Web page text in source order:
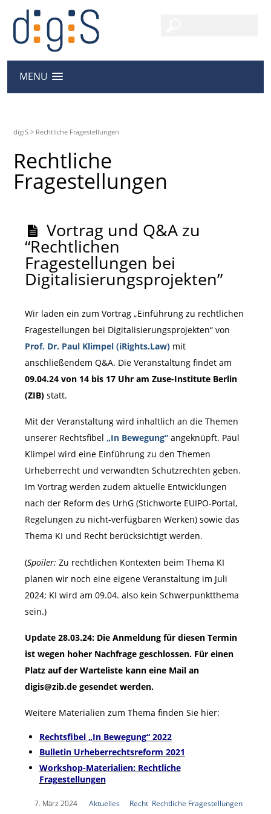
MENU
digiS > Rechtliche Fragestellungen
Rechtliche
Fragestellungen
Vortrag und Q&A zu
“Rechtlichen
Fragestellungen bei
Digitalisierungsprojekten”
Wir laden ein zum Vortrag „Einführung zu rechtlichen
Fragestellungen bei Digitalisierungsprojekten“ von
Prof. Dr. Paul Klimpel (iRights.Law) mit
anschließendem Q&A. Die Veranstaltung findet am
09.04.24 von 14 bis 17 Uhr am Zuse-Institute Berlin
(ZIB) statt.
Mit der Veranstaltung wird inhaltlich an die Themen
unserer Rechtsfibel „In Bewegung“angeknüpft. Paul
Klimpel wird eine Einführung zu den Themen
Urheberrecht und verwandten Schutzrechten geben.
Im Vortrag werden zudem aktuelle Entwicklungen
nach der Reform des UrhG (Stichworte EUIPO-Portal,
Regelungen zu nicht-verfügbaren Werken) sowie das
Thema KI und Recht berücksichtigt werden.
(Spoiler: Zu rechtlichen Kontexten beim Thema KI
planen wir noch eine eigene Veranstaltung im Juli
2024; KI wird am 09.04. also kein Schwerpunktthema
sein.)
Update 28.03.24: Die Anmeldung für diesen Termin
ist wegen hoher Nachfrage geschlossen. Für einen
Platz auf der Warteliste kann eine Mail an
digis@zib.de gesendet werden.
Weitere Materialien zum Thema finden Sie hier:
Rechtsfibel „In Bewegung“ 2022
Bulletin Urheberrechtsreform 2021
Workshop-Materialien: Rechtliche
Fragestellungen
7. März 2024 Aktuelles Recht, Rechtliche Fragestellungen,